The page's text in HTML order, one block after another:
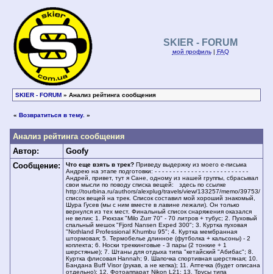
SKIER - FORUM
мой профиль| FAQ
SKIER - FORUM » Анализ рейтинга сообщения
« Возвратиться в тему. »
Анализ рейтинга сообщения
Автор:
Goofy
Сообщение:
Что еще взять в трек? Приведу выдержку из моего е-письма
Андрею на этапе подготовки: - - - - - - - - - - - - - - - - - - - - - - - - - -
Андрей, привет, тут я Сане, одному из нашей группы, сбрасывал
свои мысли по поводу списка вещей: здесь по ссылке
http://tourbina.ru/authors/alexplug/travels/view/133257/memo/39753/
список вещей на трек. Список составил мой хороший знакомый,
Шура Гусев (мы с ним вместе в лавине лежали). Он только
вернулся из тех мест. Финальный список снаряжения оказался
не велик: 1. Рюкзак "Milo Zurr 70" - 70 литров + тубус; 2. Пуховый
спальный мешок "Fjord Nansen Exped 300"; 3. Куртка пуховая
"Nothland Professional Khumbu 95"; 4. Куртка мембранная
штормовая; 5. Термобелье длинное (футболка + кальсоны) - 2
коплекта; 6. Носки треккинговые - 3 пары (2 тонкие + 1
шерстяные); 7. Штаны для отдыха типа "кетайский "Абибас"; 8.
Куртка флисовая Hannah; 9. Шапочка спортивная шерстяная; 10.
Бандана Buff Visor (рукав, а не кепка); 11. Аптечка (будет описана
отдельно); 12. Фотоаппарат Nikon L21; 13. Трусы типа